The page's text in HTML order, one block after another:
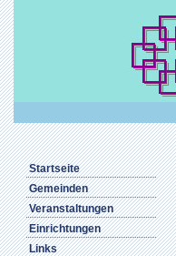
Startseite
Gemeinden
Veranstaltungen
Einrichtungen
Links